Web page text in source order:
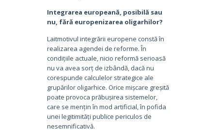
Integrarea europeană, posibilă sau
nu, fără europenizarea oligarhilor?
Laitmotivul integrării europene constă în
realizarea agendei de reforme. În
condițiile actuale, nicio reformă serioasă
nu va avea sorț de izbândă, dacă nu
corespunde calculelor strategice ale
grupărilor oligarhice. Orice mișcare greșită
poate provoca prăbușirea sistemelor,
care se mențin în mod artificial, în pofida
unei legitimități publice periculos de
nesemnificativă.